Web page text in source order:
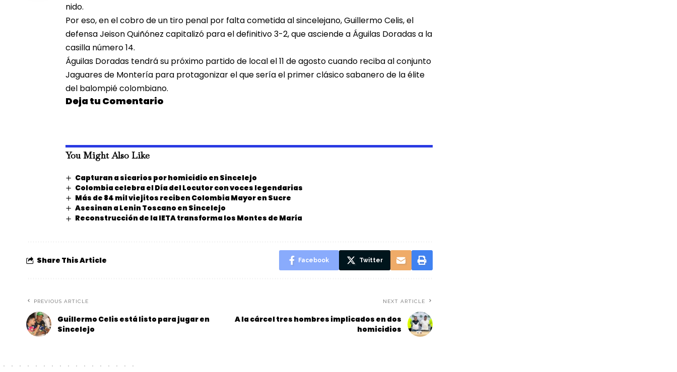
nido.
Por eso, en el cobro de un tiro penal por falta cometida al sincelejano, Guillermo Celis, el
defensa Jeison Quiñónez capitalizó para el definitivo 3-2, que asciende a Águilas Doradas a la
casilla número 14.
Águilas Doradas tendrá su próximo partido de local el 11 de agosto cuando reciba al conjunto
Jaguares de Montería para protagonizar el que sería el primer clásico sabanero de la élite
del balompié colombiano.
Deja tu Comentario
You Might Also Like
Capturan a sicarios por homicidio en Sincelejo
Colombia celebra el Día del Locutor con voces legendarias
Más de 84 mil viejitos reciben Colombia Mayor en Sucre
Asesinan a Lenin Toscano en Sincelejo
Reconstrucción de la IETA transforma los Montes de María
Share This Article Facebook Twitter
PREVIOUS ARTICLE
Guillermo Celis está listo para jugar en
Sincelejo
NEXT ARTICLE
A la cárcel tres hombres implicados en dos
homicidios